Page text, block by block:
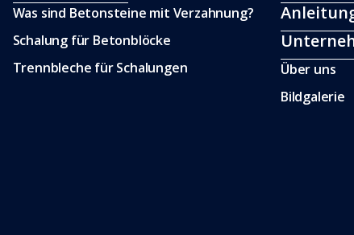
Was sind Betonsteine mit Verzahnung?
Schalung für Betonblöcke
Trennbleche für Schalungen
Über uns
Bildgalerie